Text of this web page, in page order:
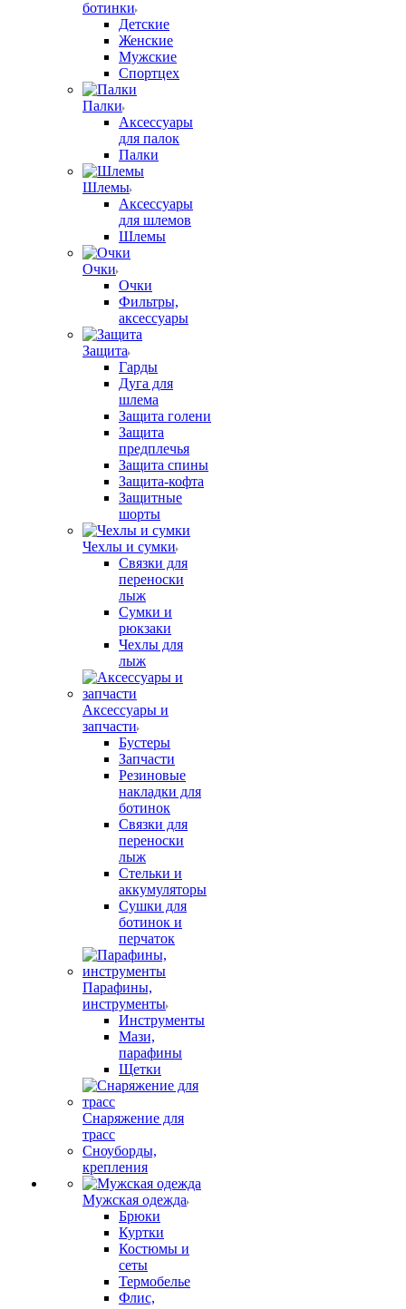
ботинки
Детские
Женские
Мужские
Спортцех
Палки
Аксессуары
для палок
Палки
Шлемы
Аксессуары
для шлемов
Шлемы
Очки
Очки
Фильтры,
аксессуары
Защита
Гарды
Дуга для
шлема
Защита голени
Защита
предплечья
Защита спины
Защита-кофта
Защитные
шорты
Чехлы и сумки
Связки для
переноски
лыж
Сумки и
рюкзаки
Чехлы для
лыж
Аксессуары и
запчасти
Бустеры
Запчасти
Резиновые
накладки для
ботинок
Связки для
переноски
лыж
Стельки и
аккумуляторы
Сушки для
ботинок и
перчаток
Парафины,
инструменты
Инструменты
Мази,
парафины
Щетки
Снаряжение для
трасс
Сноуборды,
крепления
Мужская одежда
Брюки
Куртки
Костюмы и
сеты
Термобелье
Флис,